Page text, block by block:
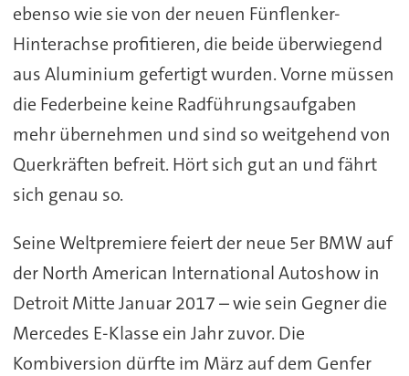
ebenso wie sie von der neuen Fünflenker-
Hinterachse profitieren, die beide überwiegend
aus Aluminium gefertigt wurden. Vorne müssen
die Federbeine keine Radführungsaufgaben
mehr übernehmen und sind so weitgehend von
Querkräften befreit. Hört sich gut an und fährt
sich genau so.
Seine Weltpremiere feiert der neue 5er BMW auf
der North American International Autoshow in
Detroit Mitte Januar 2017 – wie sein Gegner die
Mercedes E-Klasse ein Jahr zuvor. Die
Kombiversion dürfte im März auf dem Genfer